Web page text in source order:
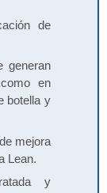
de
generan
en
botella y
mejora
Lean.
y